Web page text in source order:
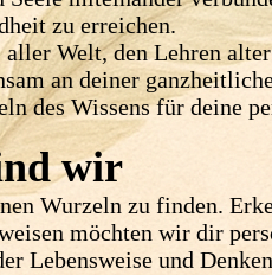
zu erreichen.
Welt, den Lehren
an deiner
des Wissens für deine
wir
Wurzeln zu finden.
möchten wir dir
Lebensweise und